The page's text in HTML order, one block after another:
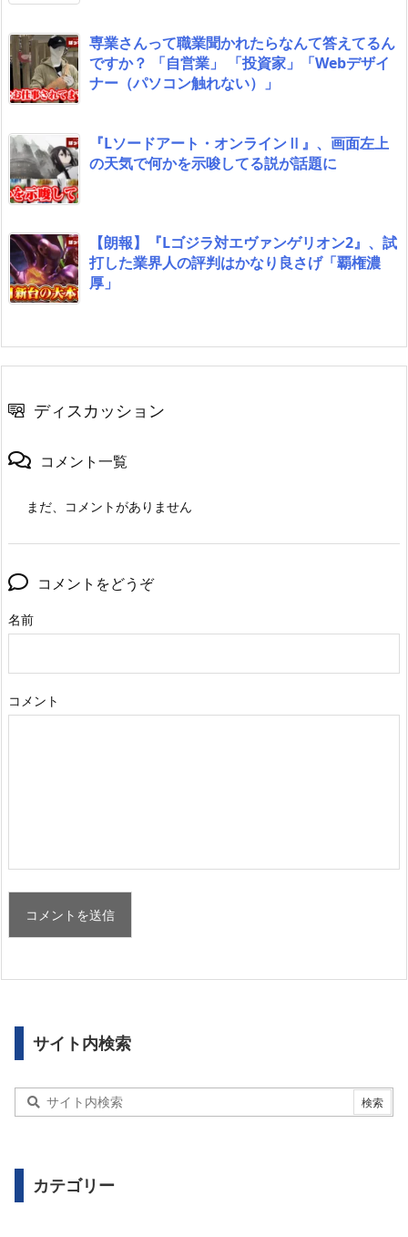
専業さんって職業聞かれたらなんて答えてるん
ですか？ 「自営業」 「投資家」「Webデザイ
ナー（パソコン触れない）」
『Lソードアート・オンラインⅡ』、画面左上
の天気で何かを示唆してる説が話題に
【朗報】『Lゴジラ対エヴァンゲリオン2』、試
打した業界人の評判はかなり良さげ「覇権濃
厚」
ディスカッション
コメント一覧
まだ、コメントがありません
コメントをどうぞ
名前
コメント
サイト内検索
カテゴリー